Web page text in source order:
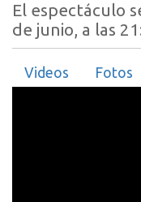
El espectáculo
de junio, a las
Videos Fotos